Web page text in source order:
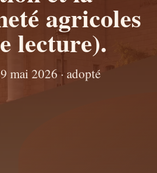
agricoles
lecture).
mai 2026 · adopté